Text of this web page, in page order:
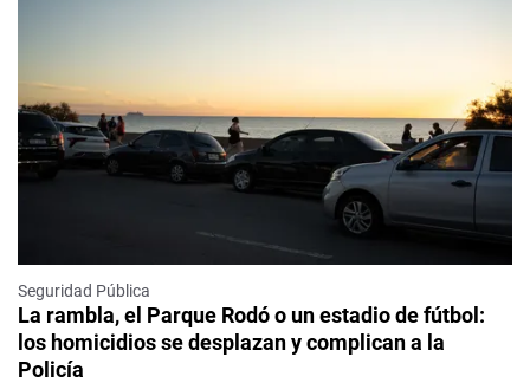
Seguridad Pública
La rambla, el Parque Rodó o un estadio de fútbol:
los homicidios se desplazan y complican a la
Policía